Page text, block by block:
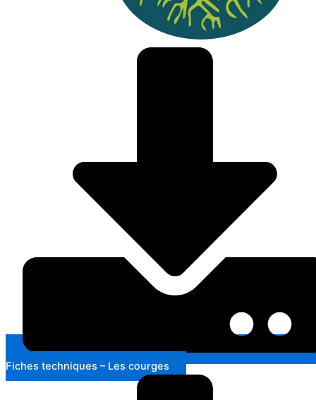
Fiches techniques – Les courges